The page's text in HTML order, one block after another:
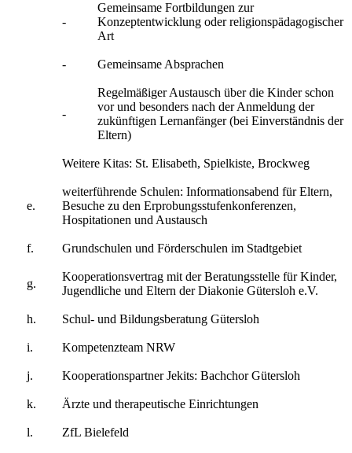
-
Gemeinsame Fortbildungen zur
Konzeptentwicklung oder religionspädagogischer
Art
- Gemeinsame Absprachen
-
Regelmäßiger Austausch über die Kinder schon
vor und besonders nach der Anmeldung der
zukünftigen Lernanfänger (bei Einverständnis der
Eltern)
Weitere Kitas: St. Elisabeth, Spielkiste, Brockweg
e.
weiterführende Schulen: Informationsabend für Eltern,
Besuche zu den Erprobungsstufenkonferenzen,
Hospitationen und Austausch
f. Grundschulen und Förderschulen im Stadtgebiet
g.
Kooperationsvertrag mit der Beratungsstelle für Kinder,
Jugendliche und Eltern der Diakonie Gütersloh e.V.
h. Schul- und Bildungsberatung Gütersloh
i. Kompetenzteam NRW
j. Kooperationspartner Jekits: Bachchor Gütersloh
k. Ärzte und therapeutische Einrichtungen
l. ZfL Bielefeld